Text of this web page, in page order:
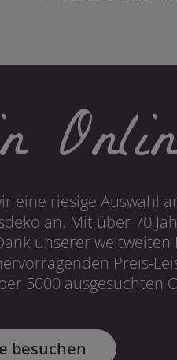
riesige Auswahl
an. Mit über 70
unserer
Preis-
5000 ausgesuchten
besuchen